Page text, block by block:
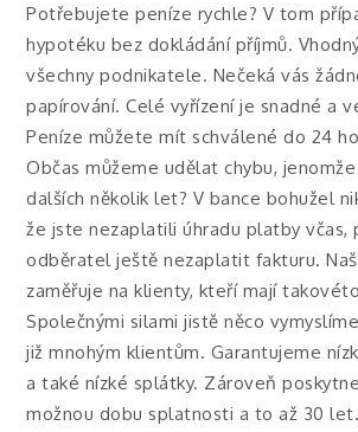
Potřebujete peníze rychle? V tom
hypotéku bez dokládání příjmů.
všechny podnikatele. Nečeká vás
papírování. Celé vyřízení je snadné a
Peníze můžete mít schválené do 24
Občas můžeme udělat chybu,
dalších několik let? V bance bohužel
že jste nezaplatili úhradu platby včas,
odběratel ještě nezaplatit fakturu.
zaměřuje na klienty, kteří mají
Společnými silami jistě něco
již mnohým klientům. Garantujeme
a také nízké splátky. Zároveň
možnou dobu splatnosti a to až 30 let.